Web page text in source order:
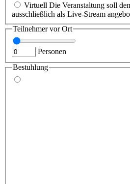
Virtuell Die Veranstaltung soll
ausschließlich als Live-Stream
Teilnehmer vor Ort
Personen
Bestuhlung